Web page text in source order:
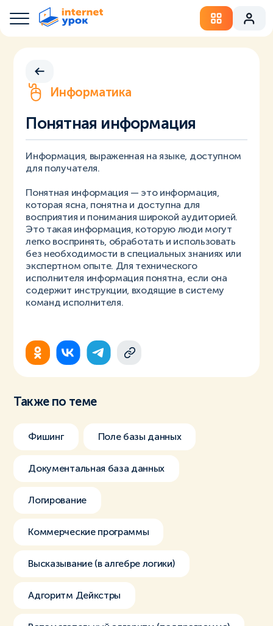
Информатика
Понятная информация
Информация, выраженная на языке, доступном
для получателя.
Понятная информация — это информация,
которая ясна, понятна и доступна для
восприятия и понимания широкой аудиторией.
Это такая информация, которую люди могут
легко воспринять, обработать и использовать
без необходимости в специальных знаниях или
экспертном опыте. Для технического
исполнителя информация понятна, если она
содержит инструкции, входящие в систему
команд исполнителя.
Также по теме
Фишинг Поле базы данных
Документальная база данных
Логирование
Коммерческие программы
Высказывание (в алгебре логики)
Адгоритм Дейкстры